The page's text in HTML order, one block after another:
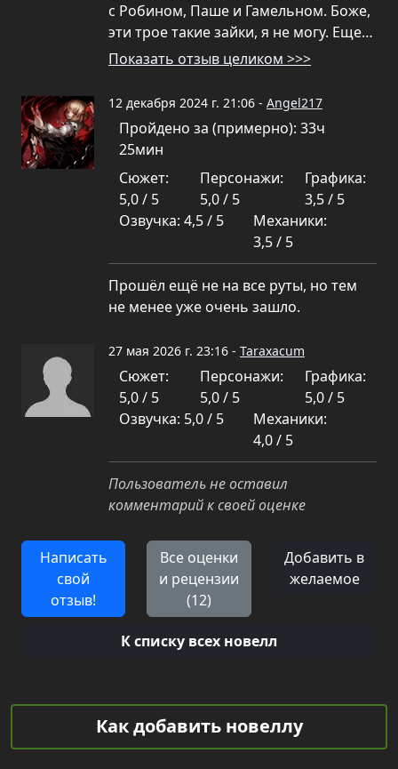
с Робином, Паше и Гамельном. Боже,
эти трое такие зайки, я не могу. Еще…
Показать отзыв целиком >>>
12 декабря 2024 г. 21:06 - Angel217
Пройдено за (примерно): 33ч
25мин
Сюжет:
5,0 / 5
Персонажи:
5,0 / 5
Графика:
3,5 / 5
Озвучка: 4,5 / 5
Механики:
3,5 / 5
Прошёл ещё не на все руты, но тем
не менее уже очень зашло.
27 мая 2026 г. 23:16 - Taraxacum
Сюжет:
5,0 / 5
Персонажи:
5,0 / 5
Графика:
5,0 / 5
Озвучка: 5,0 / 5
Механики:
4,0 / 5
Пользователь не оставил
комментарий к своей оценке
Написать
свой
отзыв!
Все оценки
и рецензии
(12)
Добавить в
желаемое
К списку всех новелл
Как добавить новеллу